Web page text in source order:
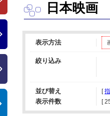
日本映画
表示方法
絞り込み
並び替え [
表示件数 [